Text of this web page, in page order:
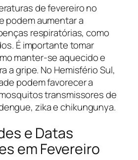
de fevereiro no
podem aumentar a
respiratórias, como
É importante tomar
manter-se aquecido e
a gripe. No Hemisfério Sul,
podem favorecer a
transmissores de
zika e chikungunya.
e Datas
em Fevereiro